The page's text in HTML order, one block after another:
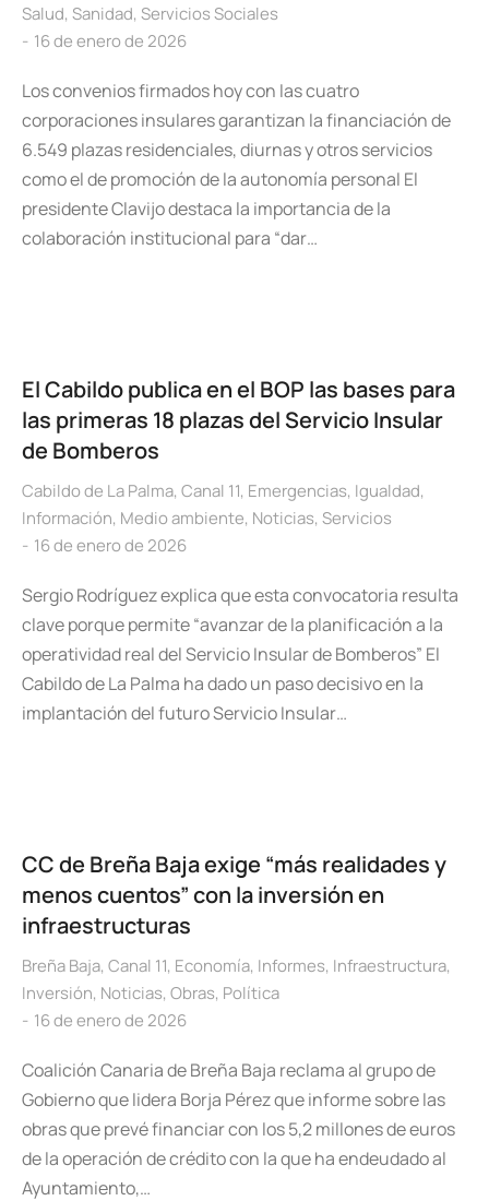
Salud, Sanidad, Servicios Sociales
16 de enero de 2026
Los convenios firmados hoy con las cuatro
corporaciones insulares garantizan la financiación de
6.549 plazas residenciales, diurnas y otros servicios
como el de promoción de la autonomía personal El
presidente Clavijo destaca la importancia de la
colaboración institucional para “dar…
El Cabildo publica en el BOP las bases para
las primeras 18 plazas del Servicio Insular
de Bomberos
Cabildo de La Palma, Canal 11, Emergencias, Igualdad,
Información, Medio ambiente, Noticias, Servicios
16 de enero de 2026
Sergio Rodríguez explica que esta convocatoria resulta
clave porque permite “avanzar de la planificación a la
operatividad real del Servicio Insular de Bomberos” El
Cabildo de La Palma ha dado un paso decisivo en la
implantación del futuro Servicio Insular…
CC de Breña Baja exige “más realidades y
menos cuentos” con la inversión en
infraestructuras
Breña Baja, Canal 11, Economía, Informes, Infraestructura,
Inversión, Noticias, Obras, Política
16 de enero de 2026
Coalición Canaria de Breña Baja reclama al grupo de
Gobierno que lidera Borja Pérez que informe sobre las
obras que prevé financiar con los 5,2 millones de euros
de la operación de crédito con la que ha endeudado al
Ayuntamiento,…